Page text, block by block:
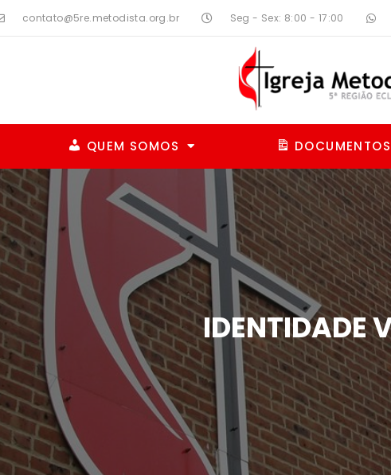
contato@5re.metodista.org.br Seg - Sex: 8:00 - 17:00
QUEM SOMOS DOCUMENTOS
IDENTIDADE